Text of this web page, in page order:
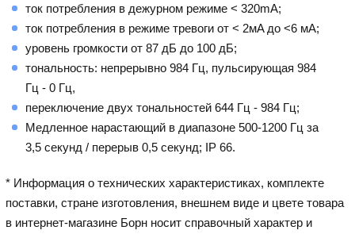
ток потребления в дежурном режиме < 320mA;
ток потребления в режиме тревоги от < 2мA до <6 мА;
уровень громкости от 87 дБ до 100 дБ;
тональность: непрерывно 984 Гц, пульсирующая 984
Гц - 0 Гц,
переключение двух тональностей 644 Гц - 984 Гц;
Медленное нарастающий в диапазоне 500-1200 Гц за
3,5 секунд / перерыв 0,5 секунд; IP 66.
* Информация о технических характеристиках, комплекте
поставки, стране изготовления, внешнем виде и цвете товара
в интернет-магазине Борн носит справочный характер и